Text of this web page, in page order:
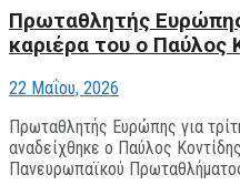
Πρωταθλητής
καριέρα του ο Παύλος
22 Μαΐου, 2026
Πρωταθλητής Ευρώπης για
αναδείχθηκε ο Παύλος
Πανευρωπαϊκού